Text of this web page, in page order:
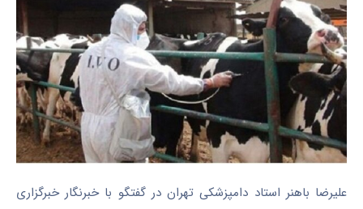
علیرضا باهنر استاد دامپزشکی تهران در گفتگو با خبرنگار خبرگزاری